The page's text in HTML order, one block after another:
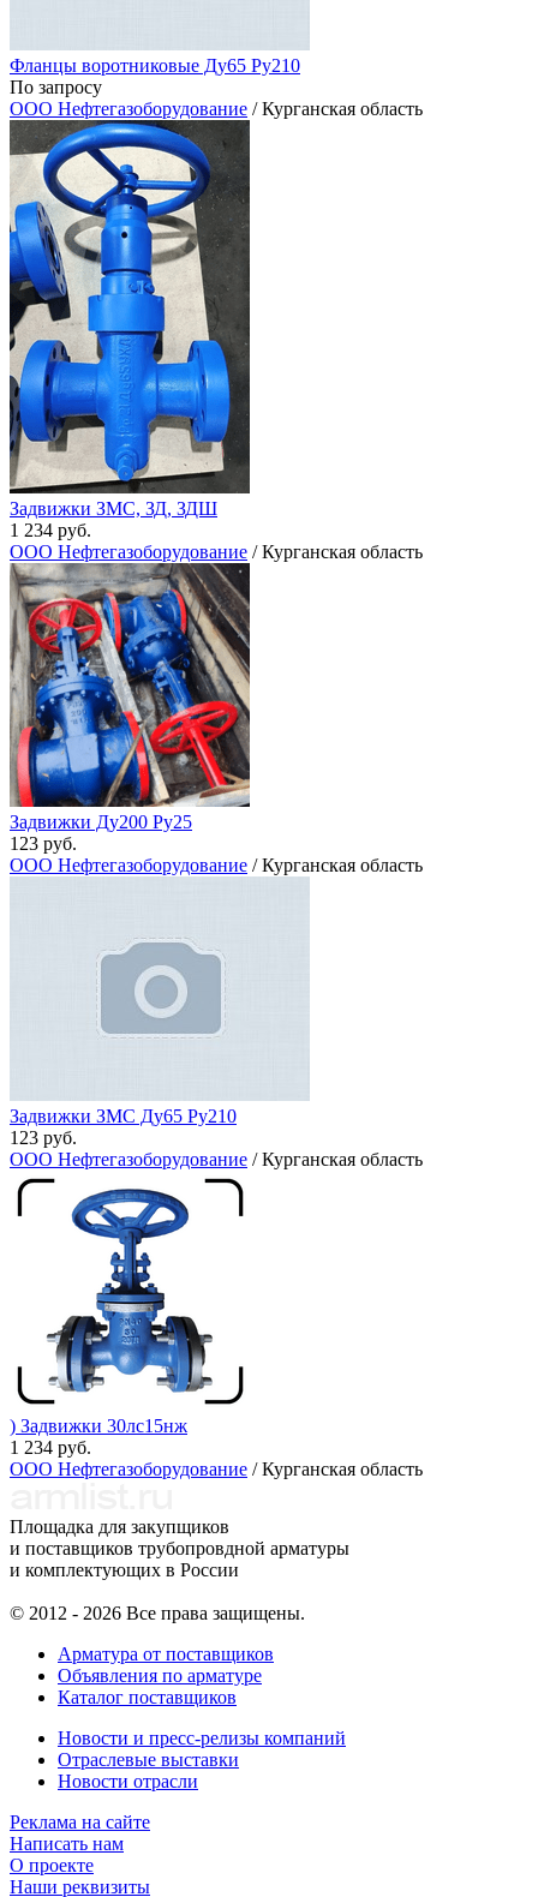
Фланцы воротниковые Ду65 Ру210
По запросу
ООО Нефтегазоборудование / Курганская область
Задвижки ЗМС, ЗД, ЗДШ
1 234 руб.
ООО Нефтегазоборудование / Курганская область
Задвижки Ду200 Ру25
123 руб.
ООО Нефтегазоборудование / Курганская область
Задвижки ЗМС Ду65 Ру210
123 руб.
ООО Нефтегазоборудование / Курганская область
) Задвижки 30лс15нж
1 234 руб.
ООО Нефтегазоборудование / Курганская область
Площадка для закупщиков
и поставщиков трубопровдной арматуры
и комплектующих в России
© 2012 - 2026 Все права защищены.
Арматура от поставщиков
Объявления по арматуре
Каталог поставщиков
Новости и пресс-релизы компаний
Отраслевые выставки
Новости отрасли
Реклама на сайте
Написать нам
О проекте
Наши реквизиты